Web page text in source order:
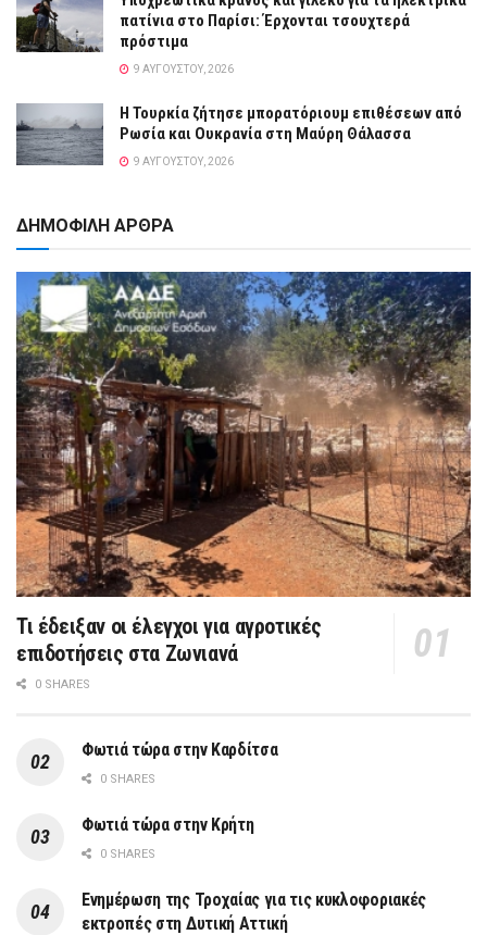
πατίνια στο Παρίσι: Έρχονται τσουχτερά
πρόστιμα
9 ΑΥΓΟΎΣΤΟΥ, 2026
Η Τουρκία ζήτησε μπορατόριουμ επιθέσεων από
Ρωσία και Ουκρανία στη Μαύρη Θάλασσα
9 ΑΥΓΟΎΣΤΟΥ, 2026
ΔΗΜΟΦΙΛΗ ΑΡΘΡΑ
Τι έδειξαν οι έλεγχοι για αγροτικές
επιδοτήσεις στα Ζωνιανά
0 SHARES
Φωτιά τώρα στην Καρδίτσα
0 SHARES
Φωτιά τώρα στην Κρήτη
0 SHARES
Ενημέρωση της Τροχαίας για τις κυκλοφοριακές
εκτροπές στη Δυτική Αττική